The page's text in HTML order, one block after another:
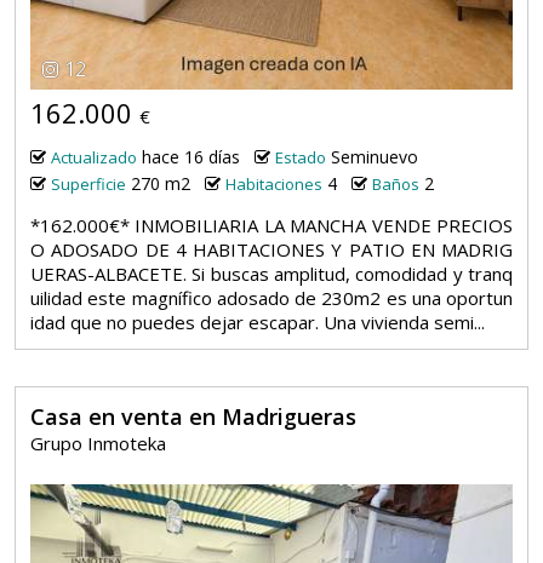
12
162.000 €
Actualizado hace 16 días Estado Seminuevo
Superficie 270 m2 Habitaciones 4 Baños 2
*162.000€* INMOBILIARIA LA MANCHA VENDE PRECIOS
O ADOSADO DE 4 HABITACIONES Y PATIO EN MADRIG
UERAS-ALBACETE. Si buscas amplitud, comodidad y tranq
uilidad este magnífico adosado de 230m2 es una oportun
idad que no puedes dejar escapar. Una vivienda semi...
Casa en venta en Madrigueras
Grupo Inmoteka